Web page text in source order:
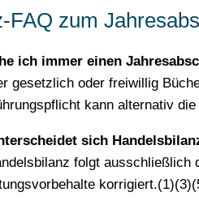
FAQ zum
ich immer einen
gesetzlich oder freiwillig
kann alternativ
sich
folgt ausschließlich